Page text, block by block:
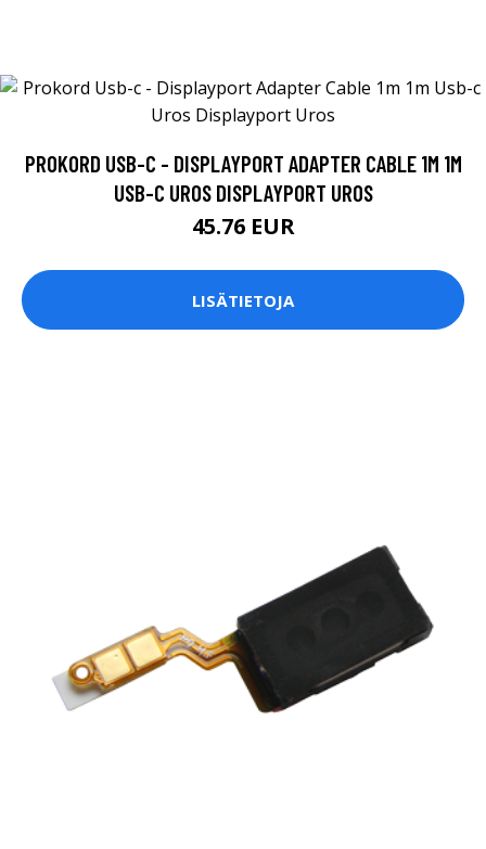
PROKORD USB-C - DISPLAYPORT ADAPTER CABLE 1M 1M
USB-C UROS DISPLAYPORT UROS
45.76 EUR
LISÄTIETOJA